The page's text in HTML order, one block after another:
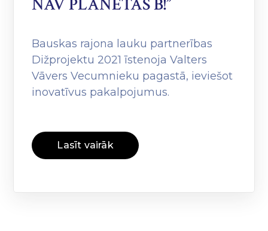
NAV PLANĒTAS B!”
Bauskas rajona lauku partnerības
Dižprojektu 2021 īstenoja Valters
Vāvers Vecumnieku pagastā, ieviešot
inovatīvus pakalpojumus.
Lasīt vairāk